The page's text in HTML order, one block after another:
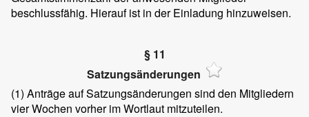
beschlussfähig. Hierauf ist in der Einladung hinzuweisen.
§ 11
Satzungsänderungen
(1) Anträge auf Satzungsänderungen sind den Mitgliedern
vier Wochen vorher im Wortlaut mitzuteilen.